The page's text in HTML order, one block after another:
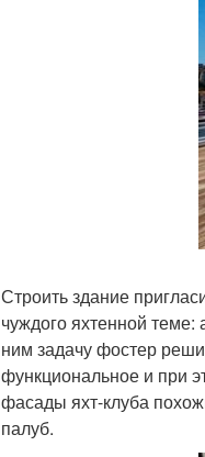
Строить здание
чуждого яхтенной
ним задачу фостер
функциональное и при
фасады яхт-клуба
палуб.